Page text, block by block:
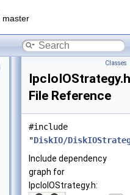
master
Classes
IpcIoIOStrategy.h
File Reference
#include
"DiskIO/
Include dependency
graph for
IpcIoIOStrategy.h: